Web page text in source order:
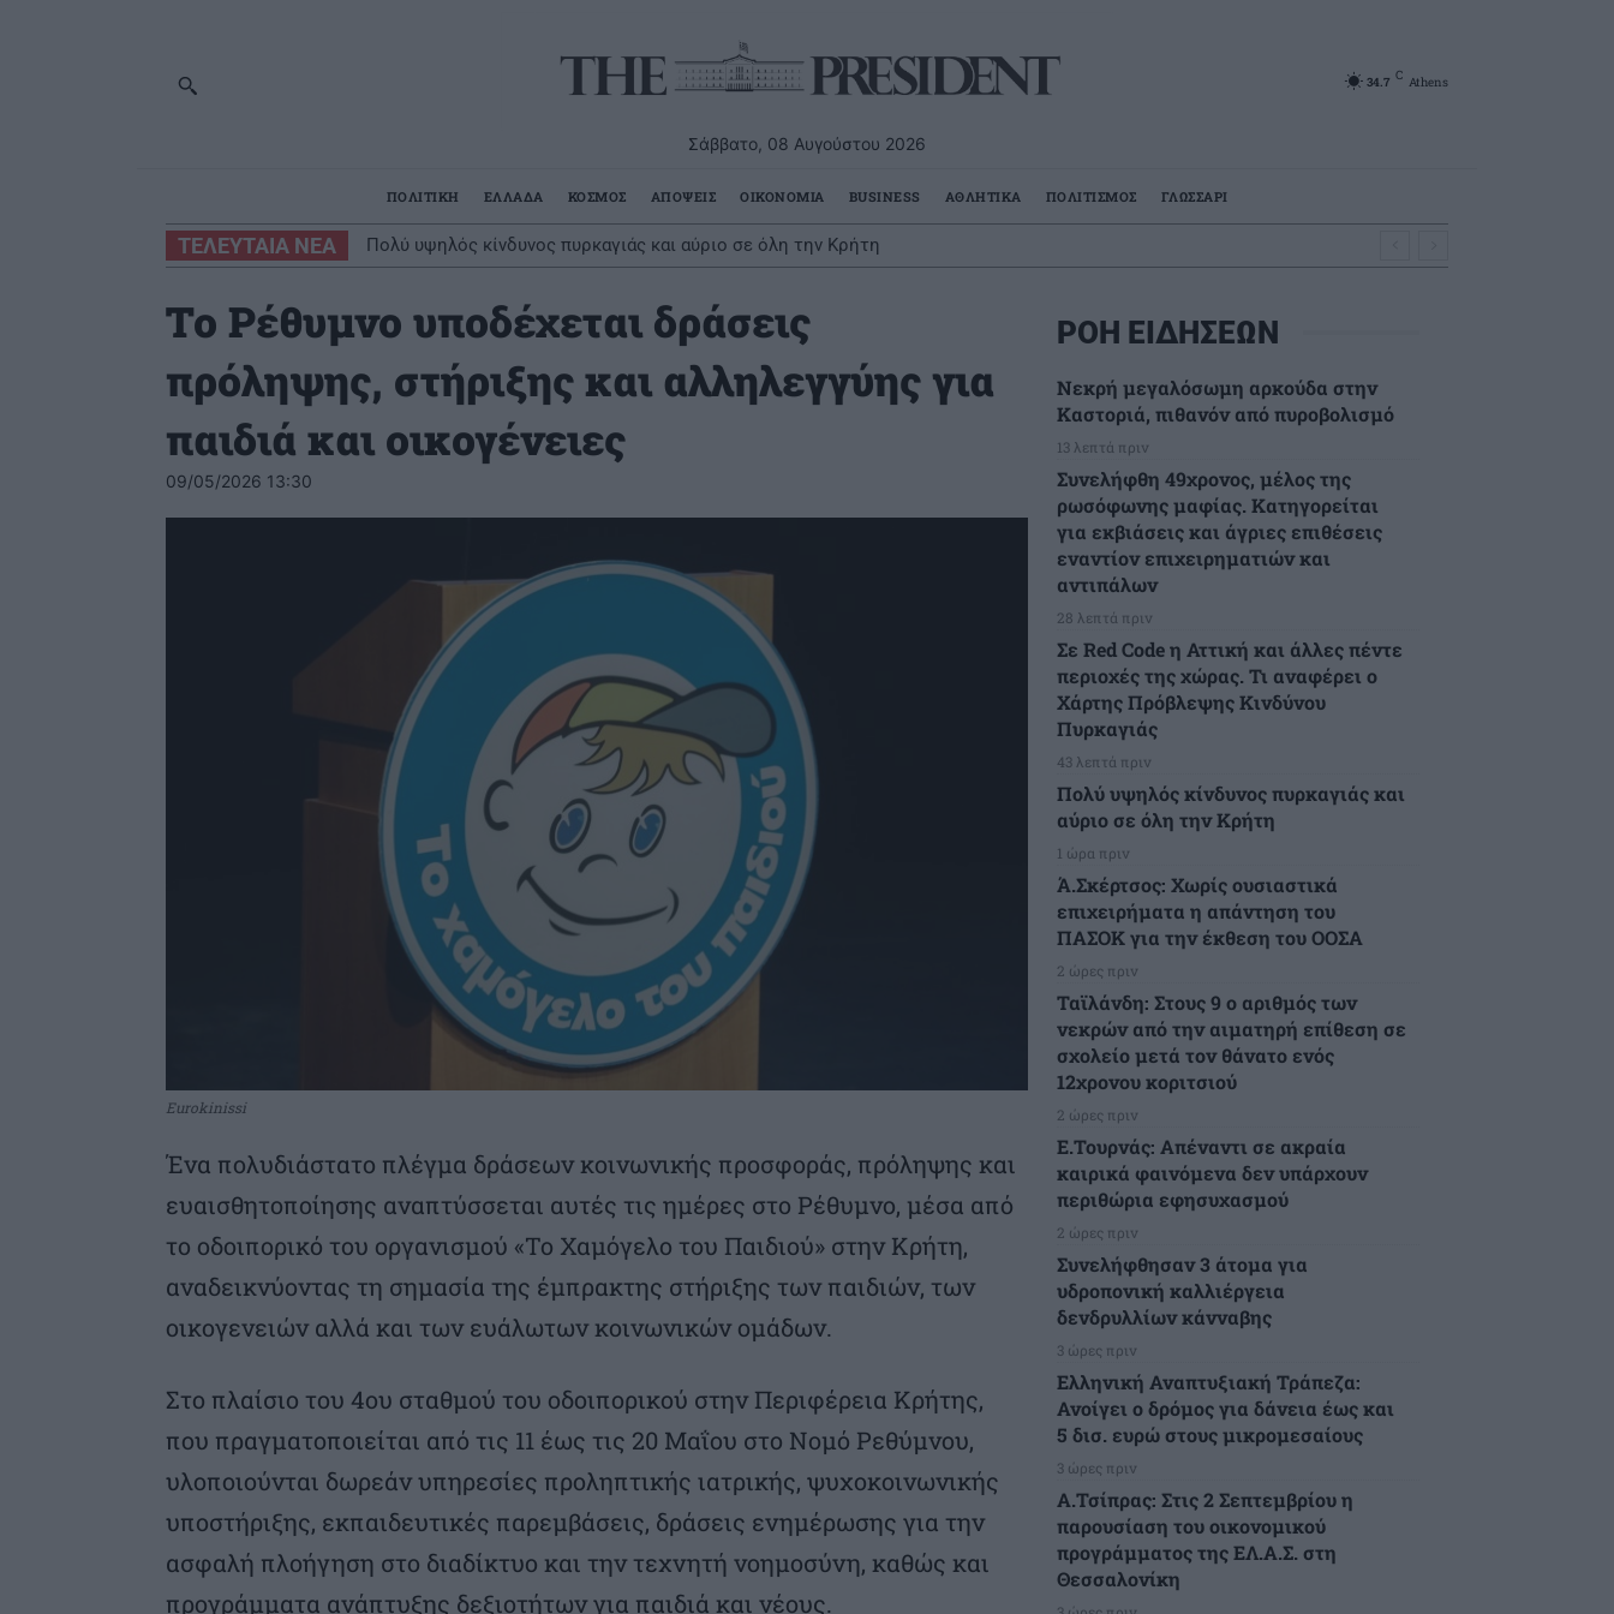
Σάββατο, 08 Αυγούστου 2026
34.7 C Athens
ΠΟΛΙΤΙΚΗ ΕΛΛΑΔΑ ΚΟΣΜΟΣ ΑΠΟΨΕΙΣ ΟΙΚΟΝΟΜΙΑ BUSINESS ΑΘΛΗΤΙΚΑ ΠΟΛΙΤΙΣΜΟΣ ΓΛΩΣΣΑΡΙ
ΤΕΛΕΥΤΑΙΑ ΝΕΑ Πολύ υψηλός κίνδυνος πυρκαγιάς και αύριο σε όλη την Κρήτη
Το Ρέθυμνο υποδέχεται δράσεις
πρόληψης, στήριξης και αλληλεγγύης για
παιδιά και οικογένειες
09/05/2026 13:30
Eurokinissi
Ένα πολυδιάστατο πλέγμα δράσεων κοινωνικής προσφοράς, πρόληψης και
ευαισθητοποίησης αναπτύσσεται αυτές τις ημέρες στο Ρέθυμνο, μέσα από
το οδοιπορικό του οργανισμού «Το Χαμόγελο του Παιδιού» στην Κρήτη,
αναδεικνύοντας τη σημασία της έμπρακτης στήριξης των παιδιών, των
οικογενειών αλλά και των ευάλωτων κοινωνικών ομάδων.
Στο πλαίσιο του 4ου σταθμού του οδοιπορικού στην Περιφέρεια Κρήτης,
που πραγματοποιείται από τις 11 έως τις 20 Μαΐου στο Νομό Ρεθύμνου,
υλοποιούνται δωρεάν υπηρεσίες προληπτικής ιατρικής, ψυχοκοινωνικής
υποστήριξης, εκπαιδευτικές παρεμβάσεις, δράσεις ενημέρωσης για την
ασφαλή πλοήγηση στο διαδίκτυο και την τεχνητή νοημοσύνη, καθώς και
προγράμματα ανάπτυξης δεξιοτήτων για παιδιά και νέους.
ΡΟΗ ΕΙΔΗΣΕΩΝ
Νεκρή μεγαλόσωμη αρκούδα στην
Καστοριά, πιθανόν από πυροβολισμό
13 λεπτά πριν
Συνελήφθη 49χρονος, μέλος της
ρωσόφωνης μαφίας. Κατηγορείται
για εκβιάσεις και άγριες επιθέσεις
εναντίον επιχειρηματιών και
αντιπάλων
28 λεπτά πριν
Σε Red Code η Αττική και άλλες πέντε
περιοχές της χώρας. Τι αναφέρει ο
Χάρτης Πρόβλεψης Κινδύνου
Πυρκαγιάς
43 λεπτά πριν
Πολύ υψηλός κίνδυνος πυρκαγιάς και
αύριο σε όλη την Κρήτη
1 ώρα πριν
Ά.Σκέρτσος: Χωρίς ουσιαστικά
επιχειρήματα η απάντηση του
ΠΑΣΟΚ για την έκθεση του ΟΟΣΑ
2 ώρες πριν
Ταϊλάνδη: Στους 9 ο αριθμός των
νεκρών από την αιματηρή επίθεση σε
σχολείο μετά τον θάνατο ενός
12χρονου κοριτσιού
2 ώρες πριν
Ε.Τουρνάς: Απέναντι σε ακραία
καιρικά φαινόμενα δεν υπάρχουν
περιθώρια εφησυχασμού
2 ώρες πριν
Συνελήφθησαν 3 άτομα για
υδροπονική καλλιέργεια
δενδρυλλίων κάνναβης
3 ώρες πριν
Ελληνική Αναπτυξιακή Τράπεζα:
Ανοίγει ο δρόμος για δάνεια έως και
5 δισ. ευρώ στους μικρομεσαίους
3 ώρες πριν
Α.Τσίπρας: Στις 2 Σεπτεμβρίου η
παρουσίαση του οικονομικού
προγράμματος της ΕΛ.Α.Σ. στη
Θεσσαλονίκη